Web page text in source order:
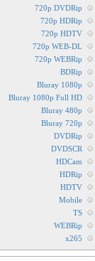
720p DVDRip
720p HDRip
720p HDTV
720p WEB-DL
720p WEBRip
BDRip
Bluray 1080p
Bluray 1080p Full HD
Bluray 480p
Bluray 720p
DVDRip
DVDSCR
HDCam
HDRip
HDTV
Mobile
TS
WEBRip
x265